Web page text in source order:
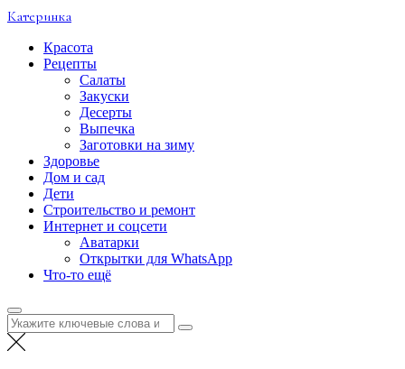
Перейти
содержимому
Катеринка
Красота
Рецепты
Салаты
Закуски
Десерты
Выпечка
Заготовки на зиму
Здоровье
Дом и сад
Дети
Строительство и ремонт
Интернет и соцсети
Аватарки
Открытки для WhatsApp
Что-то ещё
Искать: